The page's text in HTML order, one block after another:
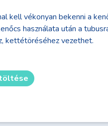
vékonyan bekenni a
használata után a
kettétöréséhez vezethet.